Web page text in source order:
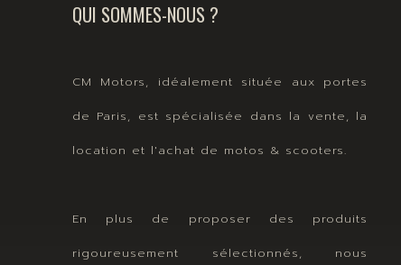
QUI SOMMES-NOUS ?
CM Motors, idéalement située aux portes
de Paris, est spécialisée dans la vente, la
location et l'achat de motos & scooters.
En plus de proposer des produits
rigoureusement sélectionnés, nous